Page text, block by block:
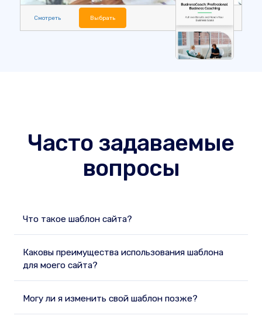
Смотреть Выбрать
Часто задаваемые
вопросы
Что такое шаблон сайта?
Каковы преимущества использования шаблона
для моего сайта?
Могу ли я изменить свой шаблон позже?